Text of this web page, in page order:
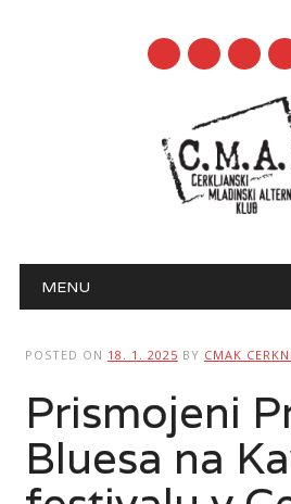
mail
Main menu
MENU
POSTED ON 18. 1. 2025 BY CMAK
Prismojeni
Bluesa na